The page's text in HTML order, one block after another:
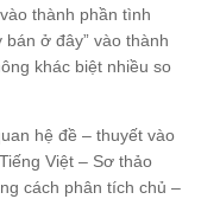
thành phần tình
bán ở đây” vào thành
khác biệt nhiều so
hệ đề – thuyết vào
Việt – Sơ thảo
cách phân tích chủ –